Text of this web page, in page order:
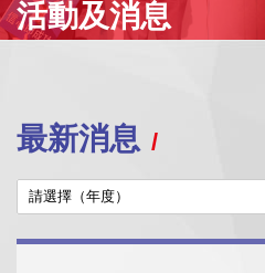
活動及消息
最新消息